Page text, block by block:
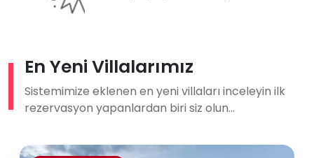
En Yeni Villalarımız
Sistemimize eklenen en yeni villaları inceleyin ilk
rezervasyon yapanlardan biri siz olun...